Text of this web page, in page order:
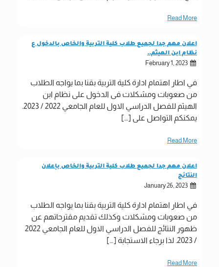
Read More
اعلان مهم جدا لجميع طلاب كلية التربية والخاص بالدخول ع
نظام ابن الهيثم..
في اطار اهتمام ادارة كلية التربية بقنا بما يواجه الطلاب
من صعوبات ومشكلات فى الدخول على نظام ابن
الهيثم للفصل الدراسي الاول للعام الجامعي 2022 / 2023.
يمكنكم التواصل على […]
Read More
اعلان مهم جدا لجميع طلاب كلية التربية والخاص بإعلان
النتائج
في اطار اهتمام ادارة كلية التربية بقنا بما يواجه الطلاب
من صعوبات ومشكلات وكذلك تقديم مقترحاتهم عن
ظهور النتائج للفصل الدراسي الاول للعام الجامعي 2022
/ 2023. لذا برجاء الاستجابة […]
Read More